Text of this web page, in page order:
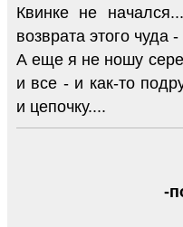
Квинке не
возврата этого
А еще я не ношу
и все - и как-то
и цепочку....
-